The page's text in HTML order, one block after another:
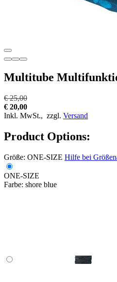
Multitube
€ 25,00
€ 20,00
Inkl. MwSt., zzgl. Versand
Product Options:
Größe: ONE-SIZE Hilfe bei
ONE-SIZE
Farbe: shore blue